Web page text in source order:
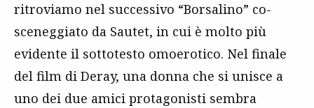
ritroviamo nel successivo “Borsalino” co-
sceneggiato da Sautet, in cui è molto più
evidente il sottotesto omoerotico. Nel finale
del film di Deray, una donna che si unisce a
uno dei due amici protagonisti sembra